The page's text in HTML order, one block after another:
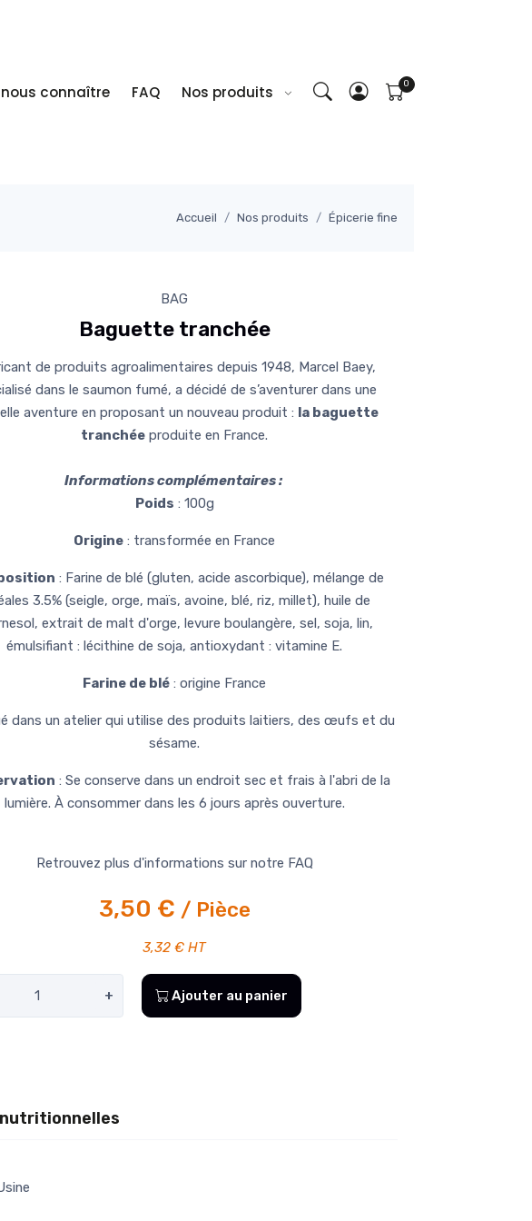
nous connaître FAQ Nos produits
Accueil Nos produits Épicerie fine
BAG
Baguette tranchée
de produits agroalimentaires depuis 1948, Marcel Baey,
dans le saumon fumé, a décidé de s’aventurer dans une
aventure en proposant un nouveau produit : la baguette
tranchée produite en France.
Informations complémentaires :
Poids : 100g
Origine : transformée en France
: Farine de blé (gluten, acide ascorbique), mélange de
3.5% (seigle, orge, maïs, avoine, blé, riz, millet), huile de
extrait de malt d'orge, levure boulangère, sel, soja, lin,
émulsifiant : lécithine de soja, antioxydant : vitamine E.
Farine de blé : origine France
dans un atelier qui utilise des produits laitiers, des œufs et du
sésame.
: Se conserve dans un endroit sec et frais à l'abri de la
lumière. À consommer dans les 6 jours après ouverture.
Retrouvez plus d'informations sur notre FAQ
3,50 € / Pièce
3,32 € HT
+ Ajouter au panier